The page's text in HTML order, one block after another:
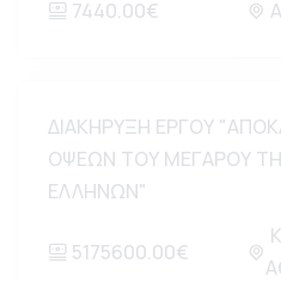
7440.00€
ΔΙΑΚΗΡΥΞΗ ΕΡΓΟΥ
ΟΨΕΩΝ ΤΟΥ ΜΕΓΑΡΟΥ
ΕΛΛΗΝΩΝ"
5175600.00€